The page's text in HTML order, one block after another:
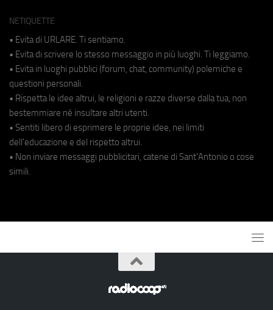
NETIQUETTE
• Evita di URLARE. Ti sentiamo.
• Evita di scrivere lo stesso messaggio in più luoghi. Ti leggiamo.
• Evita in luoghi pubblici (forum, chat, community) polemiche e
questioni personali.
• Rispetta le idee altrui, le religioni e razze diverse dalla tua, non
bestemmiare né insultare altri utenti.
• Sentiti libero di esprimere le proprie idee, nei limiti
dell'educazione e del rispetto altrui.
• Non inviare messaggi pubblicitari, catene di Sant'Antonio o cose
simili.